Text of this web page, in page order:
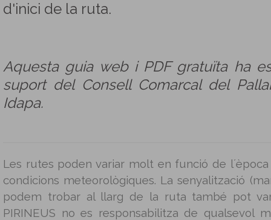
d'inici de la ruta.
Aquesta guia web i PDF gratuïta ha
suport del Consell Comarcal del
Idapa.
Les rutes poden variar molt en funció de
condicions meteorològiques. La senyalització
podem trobar al llarg de la ruta també pot
PIRINEUS no es responsabilitza de qualsevol